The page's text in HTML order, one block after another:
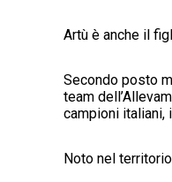
Artù è anche il
Secondo posto
team
campioni italiani,
Noto nel